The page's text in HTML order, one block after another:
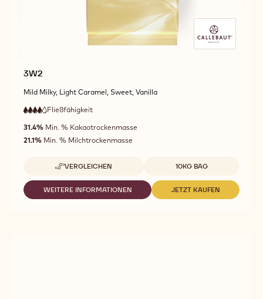
3W2
Mild Milky, Light Caramel, Sweet, Vanilla
4
out
of
5
Fließfähigkeit
Fließfähigkeit
31.4% Min. % Kakaotrockenmasse
21.1% Min. % Milchtrockenmasse
VERGLEICHEN
-
3W2
Verfügbare Verpackungsgrößen
10KG BAG
WEITERE INFORMATIONEN
-
JETZT KAUFEN
-